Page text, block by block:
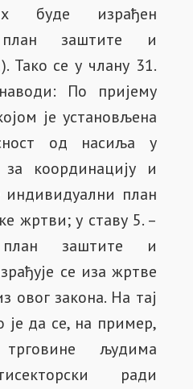
буде израђен
план заштите и
Тако се у члану 31.
По пријему
је установљена
од насиља у
координацију и
индивидуални план
жртви; у ставу 5. –
план заштите и
се иза жртве
овог закона. На тај
је да се, на пример,
људима
ради